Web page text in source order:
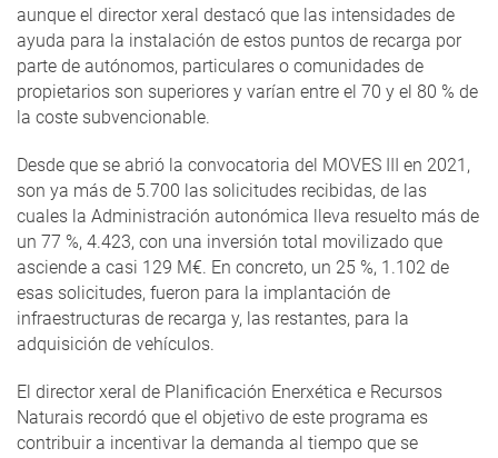
aunque el director xeral destacó que las intensidades de
ayuda para la instalación de estos puntos de recarga por
parte de autónomos, particulares o comunidades de
propietarios son superiores y varían entre el 70 y el 80 % de
la coste subvencionable.
Desde que se abrió la convocatoria del MOVES III en 2021,
son ya más de 5.700 las solicitudes recibidas, de las
cuales la Administración autonómica lleva resuelto más de
un 77 %, 4.423, con una inversión total movilizado que
asciende a casi 129 M€. En concreto, un 25 %, 1.102 de
esas solicitudes, fueron para la implantación de
infraestructuras de recarga y, las restantes, para la
adquisición de vehículos.
El director xeral de Planificación Enerxética e Recursos
Naturais recordó que el objetivo de este programa es
contribuir a incentivar la demanda al tiempo que se